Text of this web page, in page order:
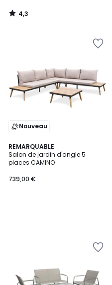
4,3
/
Nouveau
REMARQUABLE
Salon de jardin d'angle 5
places CAMINO
739,00 €